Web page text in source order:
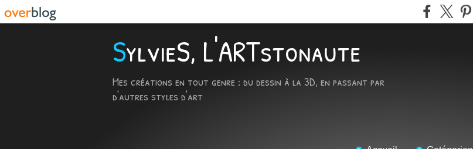
SylvieS, L'ARTstonaute
Mes créations en tout genre : du dessin à la 3D, en passant par
d'autres styles d'art